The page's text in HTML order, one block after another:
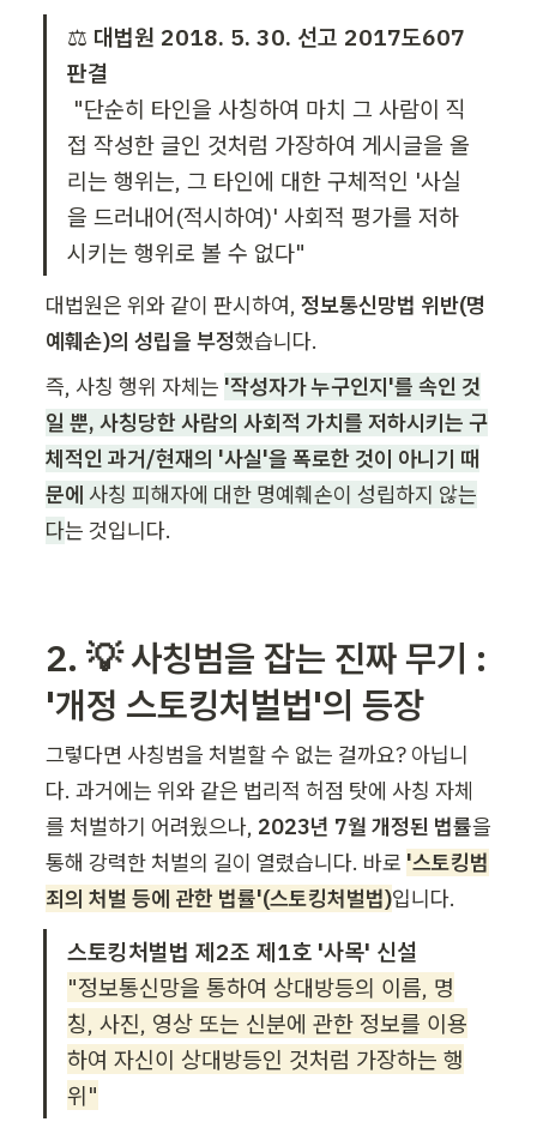
⚖️ 대법원 2018. 5. 30. 선고 2017도607
판결
접 작성한 글인 것처럼 가장하여 게시글을 올
리는 행위는, 그 타인에 대한 구체적인 '사실
을 드러내어(적시하여)' 사회적 평가를 저하
시키는 행위로 볼 수 없다"
대법원은 위와 같이 판시하여, 정보통신망법 위반(명
예훼손)의 성립을 부정했습니다.
즉, 사칭 행위 자체는 '작성자가 누구인지'를 속인 것
일 뿐, 사칭당한 사람의 사회적 가치를 저하시키는 구
체적인 과거/현재의 '사실'을 폭로한 것이 아니기 때
문에 사칭 피해자에 대한 명예훼손이 성립하지 않는
다는 것입니다.
2. 💡 사칭범을 잡는 진짜 무기 :
'개정 스토킹처벌법'의 등장
그렇다면 사칭범을 처벌할 수 없는 걸까요? 아닙니
다. 과거에는 위와 같은 법리적 허점 탓에 사칭 자체
를 처벌하기 어려웠으나, 2023년 7월 개정된 법률을
통해 강력한 처벌의 길이 열렸습니다. 바로 '스토킹범
죄의 처벌 등에 관한 법률'(스토킹처벌법)입니다.
스토킹처벌법 제2조 제1호 '사목' 신설
"정보통신망을 통하여 상대방등의 이름, 명
칭, 사진, 영상 또는 신분에 관한 정보를 이용
하여 자신이 상대방등인 것처럼 가장하는 행
위"